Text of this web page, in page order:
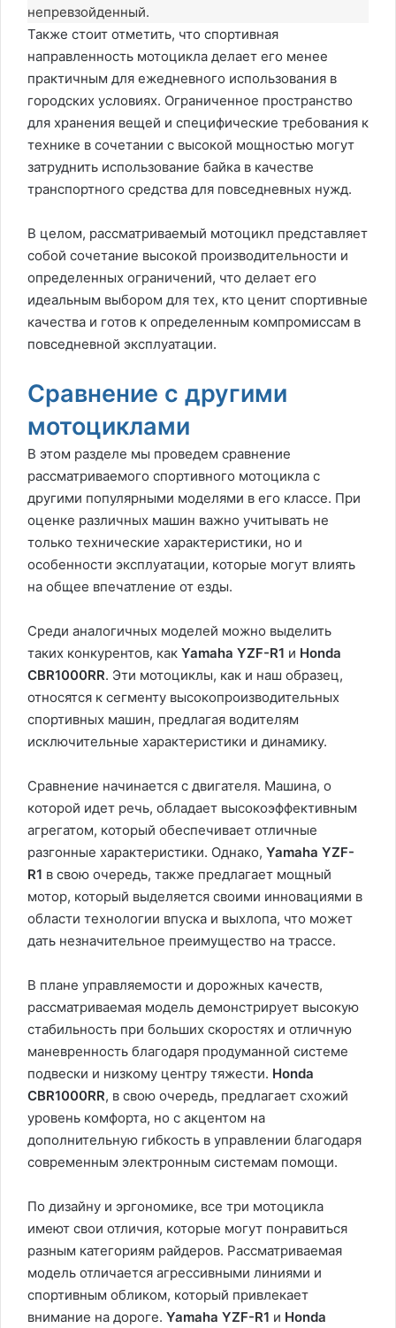
непревзойденный.
Также стоит отметить, что спортивная
направленность мотоцикла делает его менее
практичным для ежедневного использования в
городских условиях. Ограниченное пространство
для хранения вещей и специфические требования к
технике в сочетании с высокой мощностью могут
затруднить использование байка в качестве
транспортного средства для повседневных нужд.
В целом, рассматриваемый мотоцикл представляет
собой сочетание высокой производительности и
определенных ограничений, что делает его
идеальным выбором для тех, кто ценит спортивные
качества и готов к определенным компромиссам в
повседневной эксплуатации.
Сравнение с другими
мотоциклами
В этом разделе мы проведем сравнение
рассматриваемого спортивного мотоцикла с
другими популярными моделями в его классе. При
оценке различных машин важно учитывать не
только технические характеристики, но и
особенности эксплуатации, которые могут влиять
на общее впечатление от езды.
Среди аналогичных моделей можно выделить
таких конкурентов, как Yamaha YZF-R1 и Honda
CBR1000RR. Эти мотоциклы, как и наш образец,
относятся к сегменту высокопроизводительных
спортивных машин, предлагая водителям
исключительные характеристики и динамику.
Сравнение начинается с двигателя. Машина, о
которой идет речь, обладает высокоэффективным
агрегатом, который обеспечивает отличные
разгонные характеристики. Однако, Yamaha YZF-
R1 в свою очередь, также предлагает мощный
мотор, который выделяется своими инновациями в
области технологии впуска и выхлопа, что может
дать незначительное преимущество на трассе.
В плане управляемости и дорожных качеств,
рассматриваемая модель демонстрирует высокую
стабильность при больших скоростях и отличную
маневренность благодаря продуманной системе
подвески и низкому центру тяжести. Honda
CBR1000RR, в свою очередь, предлагает схожий
уровень комфорта, но с акцентом на
дополнительную гибкость в управлении благодаря
современным электронным системам помощи.
По дизайну и эргономике, все три мотоцикла
имеют свои отличия, которые могут понравиться
разным категориям райдеров. Рассматриваемая
модель отличается агрессивными линиями и
спортивным обликом, который привлекает
внимание на дороге. Yamaha YZF-R1 и Honda